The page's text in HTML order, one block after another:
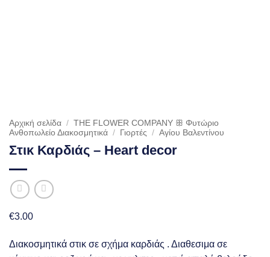
Αρχική σελίδα / THE FLOWER COMPANY ꕥ Φυτώριο
Aνθοπωλείο Διακοσμητικά / Γιορτές / Αγίου Βαλεντίνου
Στικ Καρδιάς – Heart decor
€3.00
Διακοσμητικά στικ σε σχήμα καρδιάς . Διαθεσιμα σε